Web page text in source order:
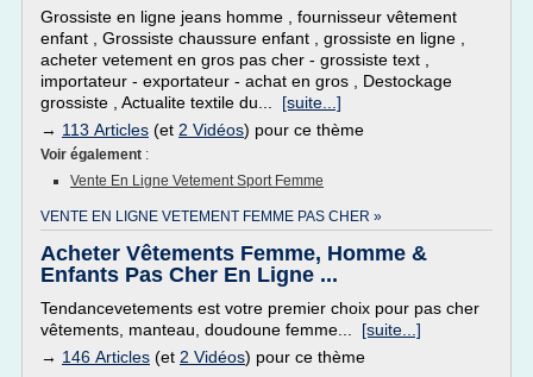
Grossiste en ligne jeans homme , fournisseur vêtement
enfant , Grossiste chaussure enfant , grossiste en ligne ,
acheter vetement en gros pas cher - grossiste text ,
importateur - exportateur - achat en gros , Destockage
grossiste , Actualite textile du... [suite...]
→ 113 Articles (et 2 Vidéos) pour ce thème
Voir également :
Vente En Ligne Vetement Sport Femme
VENTE EN LIGNE VETEMENT FEMME PAS CHER »
Acheter Vêtements Femme, Homme &
Enfants Pas Cher En Ligne ...
Tendancevetements est votre premier choix pour pas cher
vêtements, manteau, doudoune femme... [suite...]
→ 146 Articles (et 2 Vidéos) pour ce thème